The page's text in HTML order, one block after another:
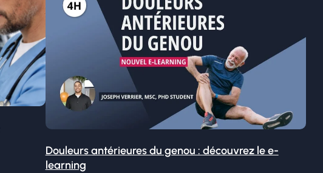
Douleurs antérieures du genou : découvrez le e-
learning